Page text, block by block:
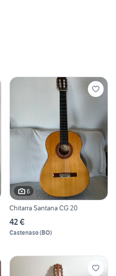
6
Chitarra Santana CG 20
42 €
Castenaso(BO)